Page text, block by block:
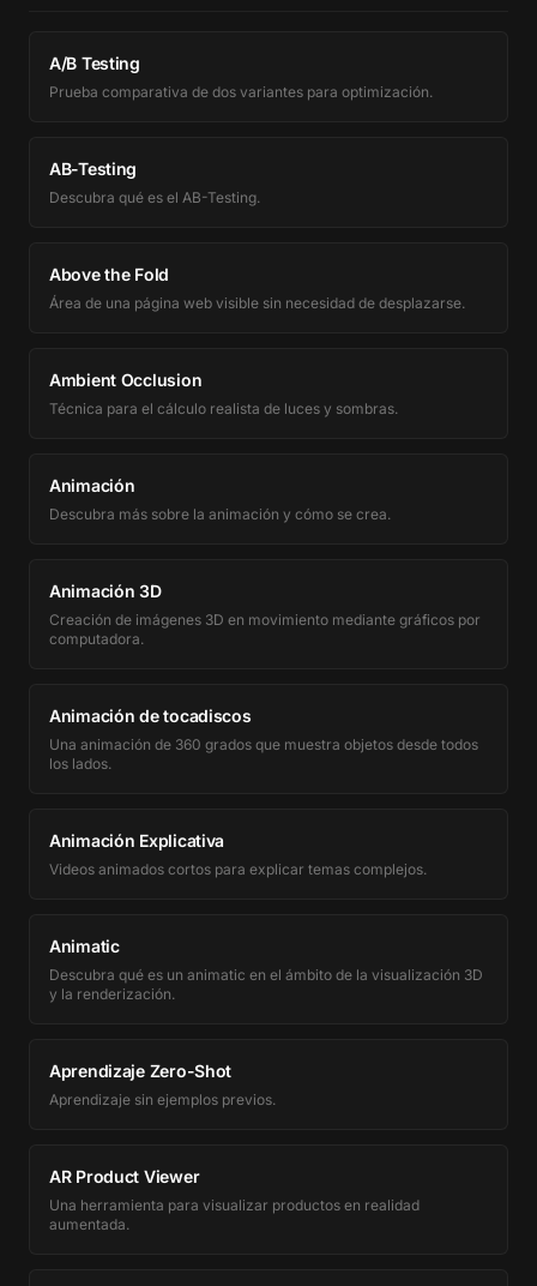
A/B Testing
Prueba comparativa de dos variantes para optimización.
AB-Testing
Descubra qué es el AB-Testing.
Above the Fold
Área de una página web visible sin necesidad de desplazarse.
Ambient Occlusion
Técnica para el cálculo realista de luces y sombras.
Animación
Descubra más sobre la animación y cómo se crea.
Animación 3D
Creación de imágenes 3D en movimiento mediante gráficos por
computadora.
Animación de tocadiscos
Una animación de 360 grados que muestra objetos desde todos
los lados.
Animación Explicativa
Videos animados cortos para explicar temas complejos.
Animatic
Descubra qué es un animatic en el ámbito de la visualización 3D
y la renderización.
Aprendizaje Zero-Shot
Aprendizaje sin ejemplos previos.
AR Product Viewer
Una herramienta para visualizar productos en realidad
aumentada.